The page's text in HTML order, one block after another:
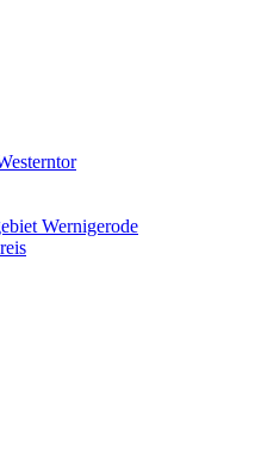
Wernigerode